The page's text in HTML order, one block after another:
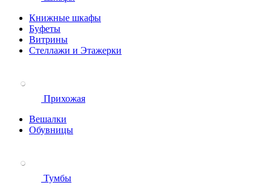
Книжные шкафы
Буфеты
Витрины
Стеллажи и Этажерки
Прихожая
Вешалки
Обувницы
Тумбы